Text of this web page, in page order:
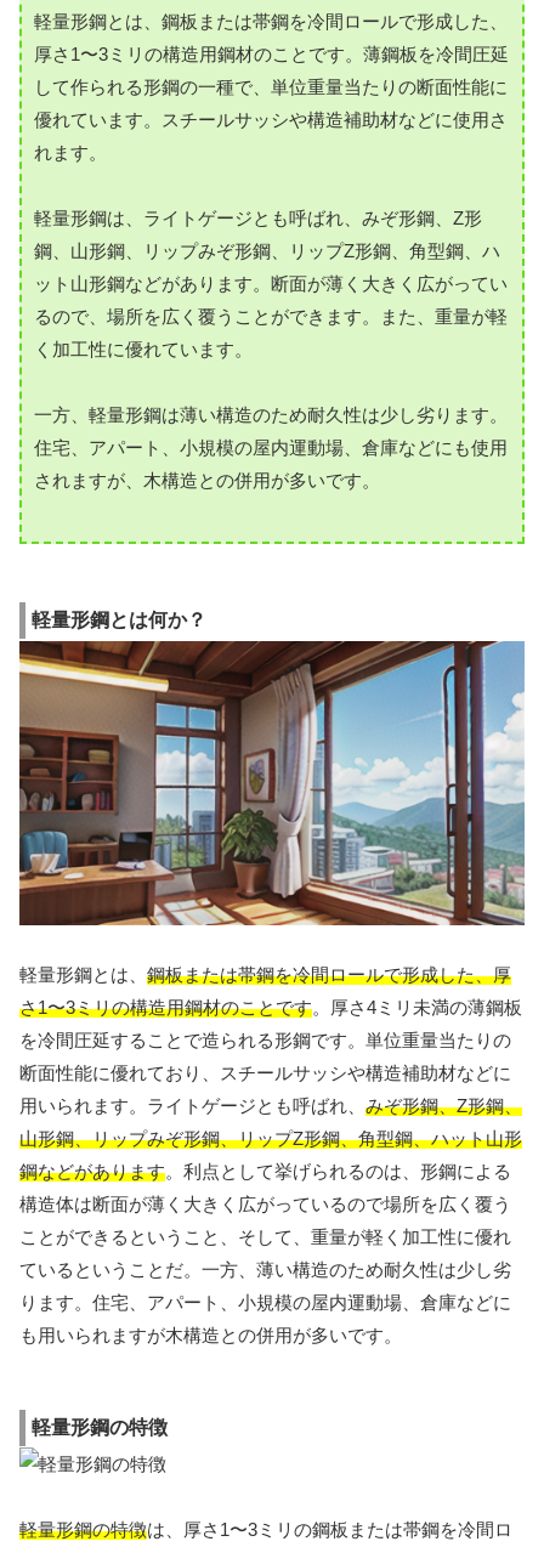
軽量形鋼とは、鋼板または帯鋼を冷間ロールで形成した、
厚さ1〜3ミリの構造用鋼材のことです。薄鋼板を冷間圧延
して作られる形鋼の一種で、単位重量当たりの断面性能に
優れています。スチールサッシや構造補助材などに使用さ
れます。
軽量形鋼は、ライトゲージとも呼ばれ、みぞ形鋼、Z形
鋼、山形鋼、リップみぞ形鋼、リップZ形鋼、角型鋼、ハ
ット山形鋼などがあります。断面が薄く大きく広がってい
るので、場所を広く覆うことができます。また、重量が軽
く加工性に優れています。
一方、軽量形鋼は薄い構造のため耐久性は少し劣ります。
住宅、アパート、小規模の屋内運動場、倉庫などにも使用
されますが、木構造との併用が多いです。
軽量形鋼とは何か？
軽量形鋼とは、 鋼板または帯鋼を冷間ロールで形成した、厚
さ1〜3ミリの構造用鋼材のことです。厚さ4ミリ未満の薄鋼板
を冷間圧延することで造られる形鋼です。単位重量当たりの
断面性能に優れており、スチールサッシや構造補助材などに
用いられます。ライトゲージとも呼ばれ、 みぞ形鋼、Z形鋼、
山形鋼、リップみぞ形鋼、リップZ形鋼、角型鋼、ハット山形
鋼などがあります。利点として挙げられるのは、形鋼による
構造体は断面が薄く大きく広がっているので場所を広く覆う
ことができるということ、そして、重量が軽く加工性に優れ
ているということだ。一方、薄い構造のため耐久性は少し劣
ります。住宅、アパート、小規模の屋内運動場、倉庫などに
も用いられますが木構造との併用が多いです。
軽量形鋼の特徴
軽量形鋼の特徴は、厚さ1〜3ミリの鋼板または帯鋼を冷間ロ